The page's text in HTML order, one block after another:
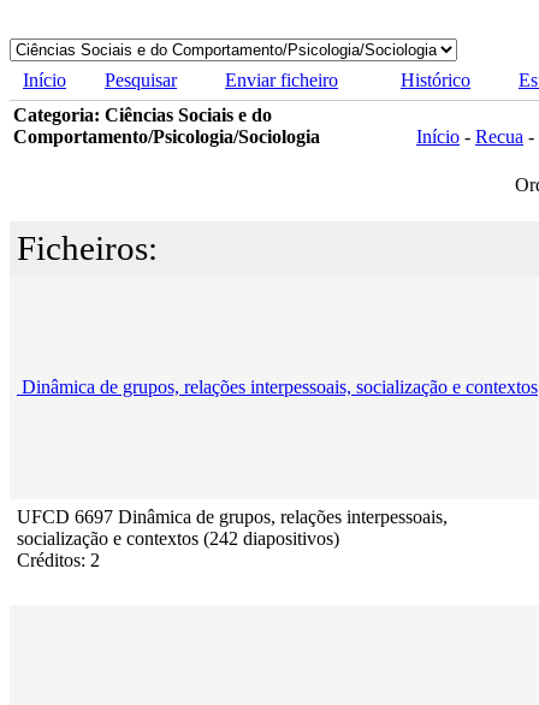
Início Pesquisar Enviar ficheiro Histórico
Categoria: Ciências Sociais e do
Comportamento/Psicologia/Sociologia
Início - Recua -
Ficheiros:
Dinâmica de grupos, relações interpessoais, socialização e contextos
UFCD 6697 Dinâmica de grupos, relações interpessoais,
socialização e contextos (242 diapositivos)
Créditos: 2